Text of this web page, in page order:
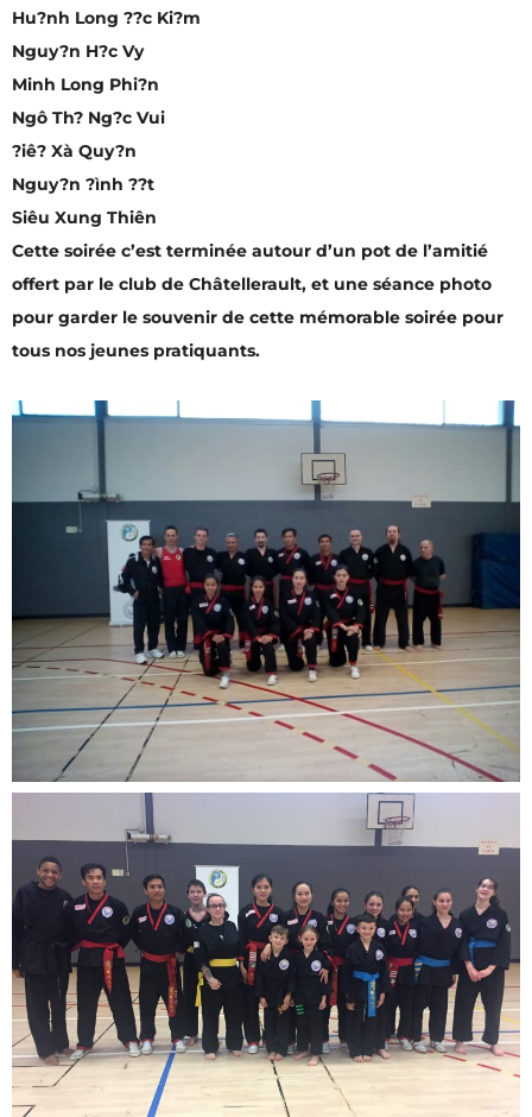
Hu?nh Long ??c Ki?m
Nguy?n H?c Vy
Minh Long Phi?n
Ngô Th? Ng?c Vui
?iê? Xà Quy?n
Nguy?n ?ình ??t
Siêu Xung Thiên
Cette soirée c’est terminée autour d’un pot de l’amitié
offert par le club de Châtellerault, et une séance photo
pour garder le souvenir de cette mémorable soirée pour
tous nos jeunes pratiquants.